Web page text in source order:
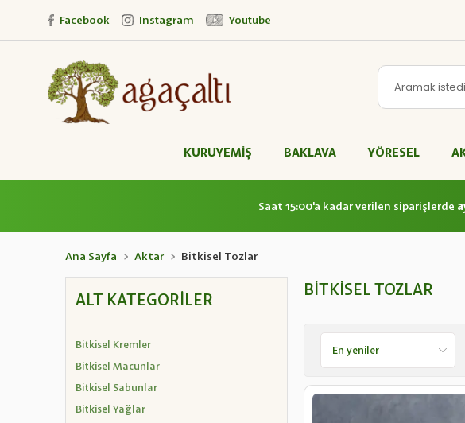
Facebook Instagram Youtube
KURUYEMİŞ BAKLAVA YÖRESEL
Saat 15:00'a kadar verilen siparişlerde
Ana Sayfa Aktar Bitkisel Tozlar
ALT KATEGORILER
Bitkisel Kremler
Bitkisel Macunlar
Bitkisel Sabunlar
Bitkisel Yağlar
BITKISEL TOZLAR